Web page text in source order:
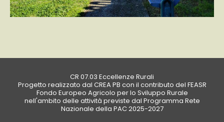
CR 07.03 Eccellenze Rurali
Progetto realizzato dal CREA PB con il contributo del FEASR
Fondo Europeo Agricolo per lo Sviluppo Rurale
nell'ambito delle attività previste dal Programma Rete
Nazionale della PAC 2025-2027